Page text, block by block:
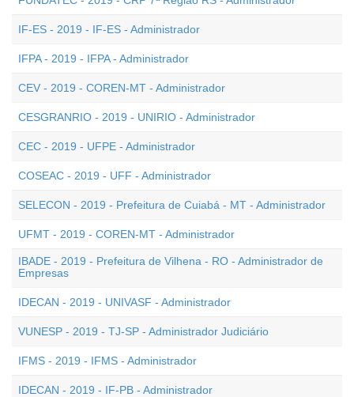
IF-ES - 2019 - IF-ES - Administrador
IFPA - 2019 - IFPA - Administrador
CEV - 2019 - COREN-MT - Administrador
CESGRANRIO - 2019 - UNIRIO - Administrador
CEC - 2019 - UFPE - Administrador
COSEAC - 2019 - UFF - Administrador
SELECON - 2019 - Prefeitura de Cuiabá - MT - Administrador
UFMT - 2019 - COREN-MT - Administrador
IBADE - 2019 - Prefeitura de Vilhena - RO - Administrador de
Empresas
IDECAN - 2019 - UNIVASF - Administrador
VUNESP - 2019 - TJ-SP - Administrador Judiciário
IFMS - 2019 - IFMS - Administrador
IDECAN - 2019 - IF-PB - Administrador